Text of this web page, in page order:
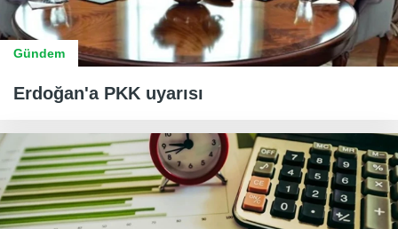
Gündem
Erdoğan'a PKK uyarısı